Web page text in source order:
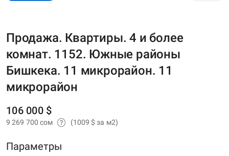
Продажа. Квартиры. 4 и более
комнат. 1152. Южные районы
Бишкека. 11 микрорайон. 11
микрорайон
106 000 $
9 269 700 сом (1009 $ за м2)
Параметры